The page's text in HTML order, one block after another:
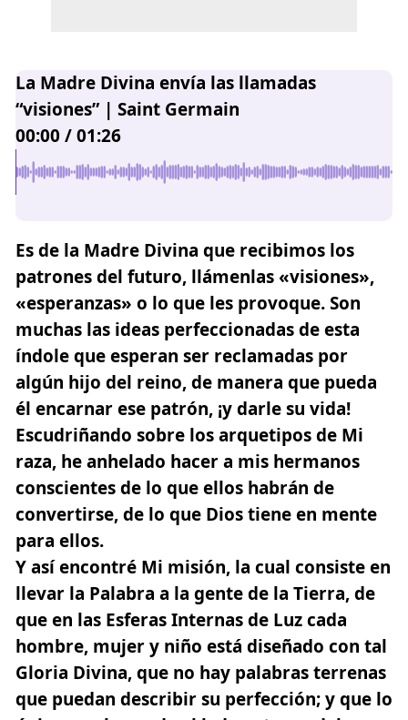
La Madre Divina envía las llamadas
“visiones” | Saint Germain
00:00 /01:26
Es de la Madre Divina que recibimos los
patrones del futuro, llámenlas «visiones»,
«esperanzas» o lo que les provoque. Son
muchas las ideas perfeccionadas de esta
índole que esperan ser reclamadas por
algún hijo del reino, de manera que pueda
él encarnar ese patrón, ¡y darle su vida!
Escudriñando sobre los arquetipos de Mi
raza, he anhelado hacer a mis hermanos
conscientes de lo que ellos habrán de
convertirse, de lo que Dios tiene en mente
para ellos.
Y así encontré Mi misión, la cual consiste en
llevar la Palabra a la gente de la Tierra, de
que en las EsferasInternas de Luz cada
hombre, mujer y niño está diseñado con tal
Gloria Divina, que no hay palabras terrenas
que puedan describir su perfección; y que lo